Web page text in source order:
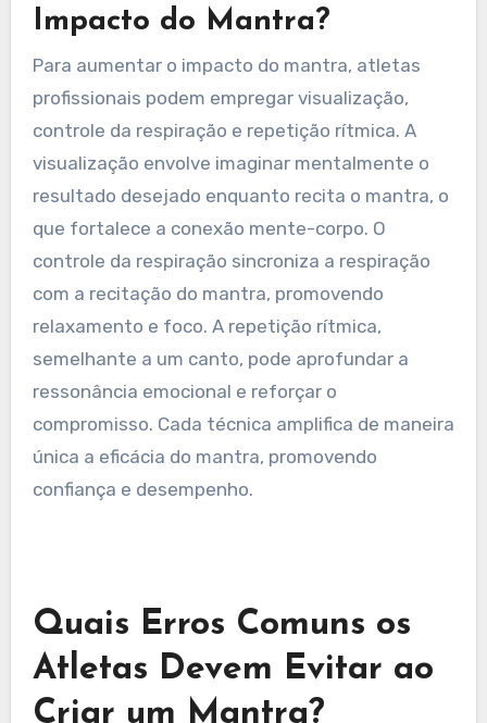
concentração durante a competição. Esse
alinhamento transforma o mantra em uma
poderosa ferramenta psicológica, otimizando os
resultados de desempenho. A personalização
também permite a incorporação de atributos
fundamentais, como gatilhos emocionais,
tornando o mantra mais impactante em
situações de alta pressão.
Quais São Algumas Técnicas
Raras para Aumentar o
Impacto do Mantra?
Para aumentar o impacto do mantra, atletas
profissionais podem empregar visualização,
que fortalece a conexão mente-corpo. O
controle da respiração sincroniza a respiração
com a recitação do mantra, promovendo
relaxamento e foco. A repetição rítmica,